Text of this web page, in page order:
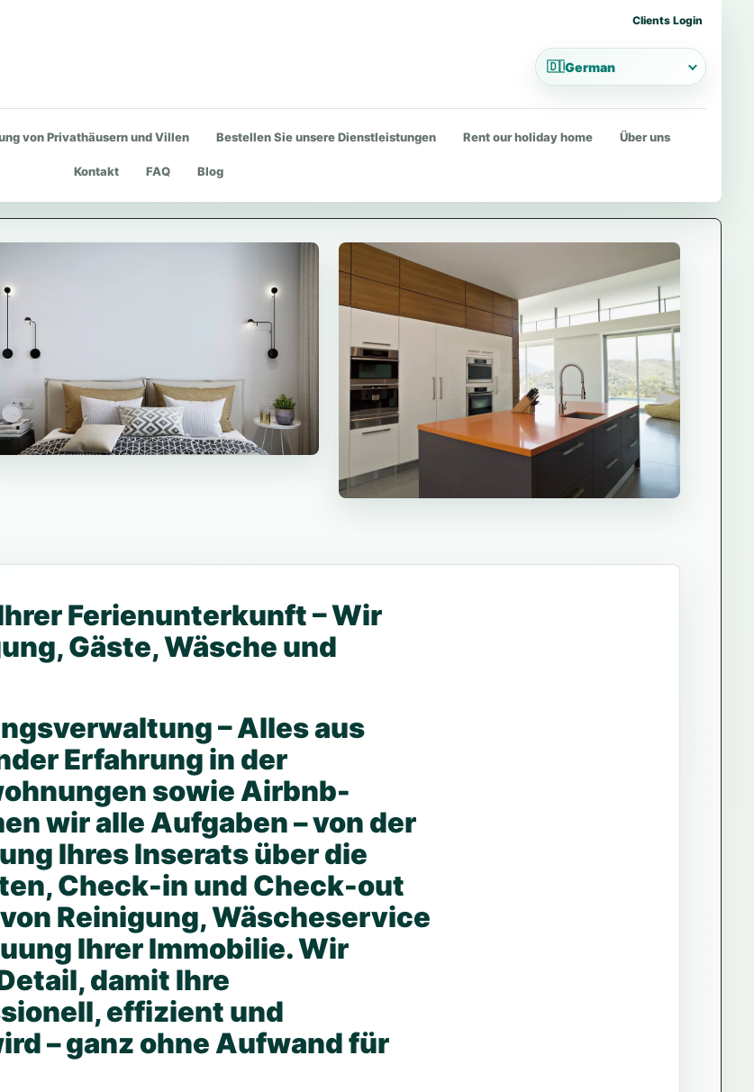
Clients Login
von Privathäusern und Villen Bestellen Sie unsere Dienstleistungen Rent our holiday home Über uns
Kontakt FAQ Blog
🇩🇪German
Ferienunterkunft – Wir
Gäste, Wäsche und
– Alles aus
Erfahrung in der
sowie Airbnb-
wir alle Aufgaben – von der
Ihres Inserats über die
Check-in und Check-out
Reinigung, Wäscheservice
Ihrer Immobilie. Wir
damit Ihre
effizient und
– ganz ohne Aufwand für